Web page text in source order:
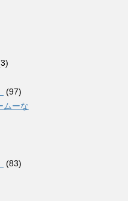
(97)
ムーな
(83)